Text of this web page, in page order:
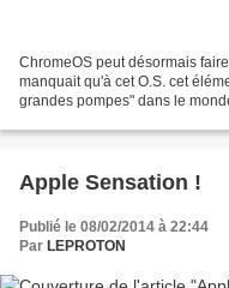
ChromeOS peut désormais
manquait qu'à cet O.S. cet
grandes pompes" dans le
Apple Sensation !
Publié le 08/02/2014 à 22:44
Par LEPROTON